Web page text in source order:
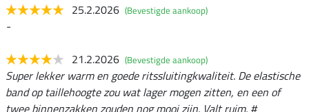
25.2.2026 (Bevestigde aankoop)
-
21.2.2026 (Bevestigde aankoop)
Super lekker warm en goede ritssluitingkwaliteit. De elastische
band op taillehoogte zou wat lager mogen zitten, en een of
twee binnenzakken zouden nog mooi zijn. Valt ruim. #